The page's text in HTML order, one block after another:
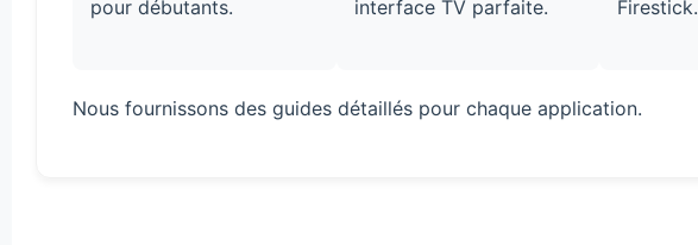
pour débutants.
interface TV parfaite.
Firestick.
Nous fournissons des guides détaillés pour chaque application.